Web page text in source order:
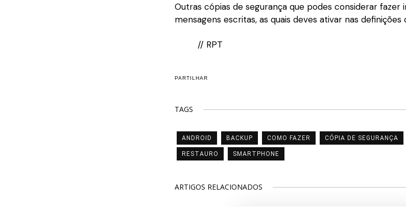
Outras cópias de segurança que podes considerar fazer
mensagens escritas, as quais deves ativar nas definições
// RPT
PARTILHAR
TAGS
ANDROID BACKUP COMO FAZER CÓPIA DE SEGURANÇA
RESTAURO SMARTPHONE
ARTIGOS RELACIONADOS